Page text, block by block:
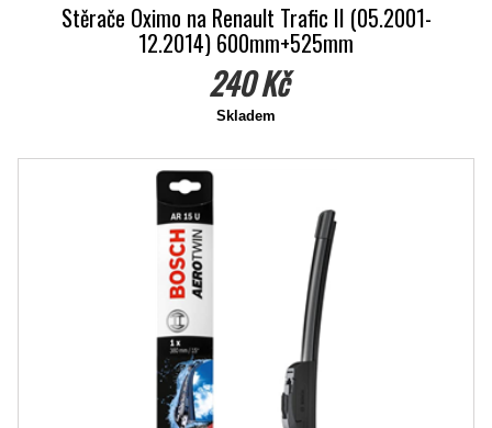
Stěrače Oximo na Renault Trafic II (05.2001-
12.2014) 600mm+525mm
240 Kč
Skladem